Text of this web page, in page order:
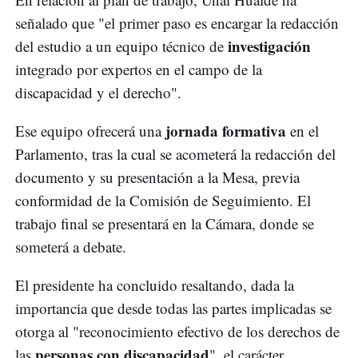
señalado que "el primer paso es encargar la redacción
del estudio a un equipo técnico de investigación
integrado por expertos en el campo de la
discapacidad y el derecho".
Ese equipo ofrecerá una jornada formativa en el
Parlamento, tras la cual se acometerá la redacción del
documento y su presentación a la Mesa, previa
conformidad de la Comisión de Seguimiento. El
trabajo final se presentará en la Cámara, donde se
someterá a debate.
El presidente ha concluido resaltando, dada la
importancia que desde todas las partes implicadas se
otorga al "reconocimiento efectivo de los derechos de